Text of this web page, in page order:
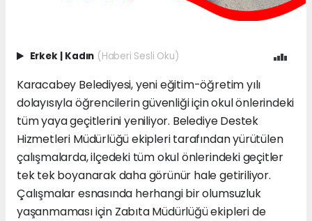
Erkek | Kadın (Haberi Sesli Oku)
Karacabey Belediyesi, yeni eğitim-öğretim yılı
dolayısıyla öğrencilerin güvenliği için okul önlerindeki
tüm yaya geçitlerini yeniliyor. Belediye Destek
Hizmetleri Müdürlüğü ekipleri tarafından yürütülen
çalışmalarda, ilçedeki tüm okul önlerindeki geçitler
tek tek boyanarak daha görünür hale getiriliyor.
Çalışmalar esnasında herhangi bir olumsuzluk
yaşanmaması için Zabıta Müdürlüğü ekipleri de